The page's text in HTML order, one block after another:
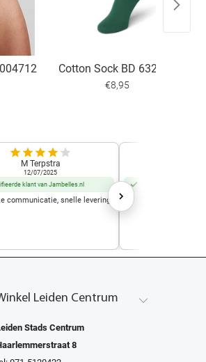
Cotton Sock BD 632401
€8,95
M Terpstra
12/07/2025
klant van Jambelles.nl
communicatie, snelle levering
Leiden Centrum
Stads Centrum
8